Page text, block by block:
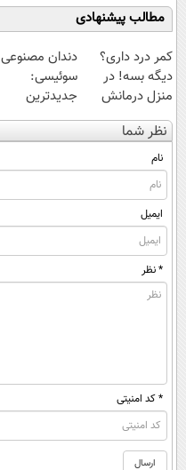
مطالب پیشنهادی
کمر درد داری؟
دیگه بسه! در
منزل درمانش
کن
(◀پرسش‌نامه)
دندان مصنوعی
سوئیسی:
جدیدترین
فناوری اروپا،
سبک و مقاوم |
نظر شما
نام
ایمیل
* نظر
* کد امنیتی